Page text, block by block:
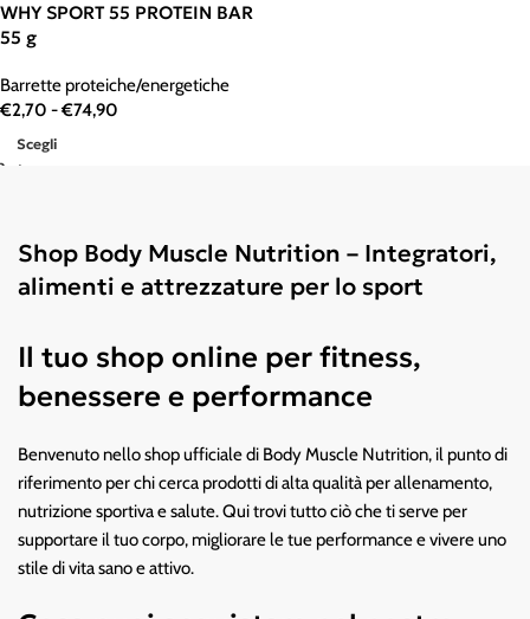
WHY SPORT 55 PROTEIN BAR
55 g
Barrette proteiche/energetiche
€2,70 -€74,90
Scegli
Shop Body Muscle Nutrition – Integratori,
alimenti e attrezzature per lo sport
Il tuo shop online per fitness,
benessere e performance
Benvenuto nello shop ufficiale di Body Muscle Nutrition, il punto di
riferimento per chi cerca prodotti di alta qualità per allenamento,
nutrizione sportiva e salute. Qui trovi tutto ciò che ti serve per
supportare il tuo corpo, migliorare le tue performance e vivere uno
stile di vita sano e attivo.